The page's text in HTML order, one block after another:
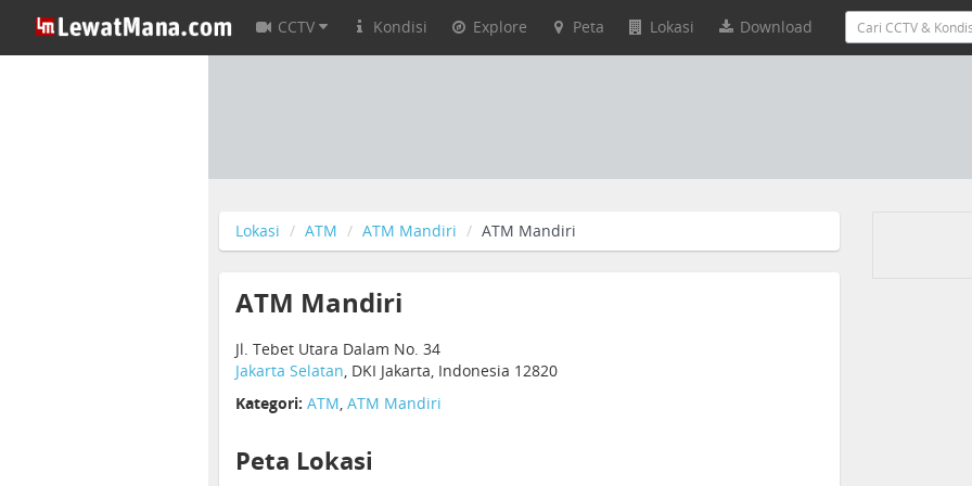
CCTV Kondisi Explore Peta Lokasi Download
Lokasi ATM ATM Mandiri ATM Mandiri
ATM Mandiri
Jl. Tebet Utara Dalam No. 34
Jakarta Selatan, DKI Jakarta, Indonesia 12820
Kategori: ATM, ATM Mandiri
Peta Lokasi